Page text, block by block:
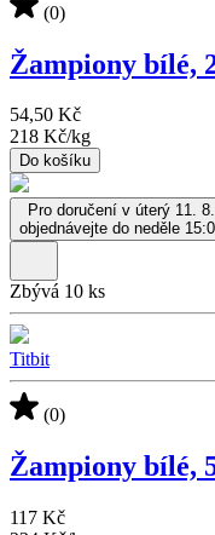
(0)
Žampiony bílé,
54,50 Kč
218 Kč/kg
Do košíku
Pro doručení v úterý 11. 8.
objednávejte do neděle
Zbývá 10 ks
Titbit
(0)
Žampiony bílé,
117 Kč